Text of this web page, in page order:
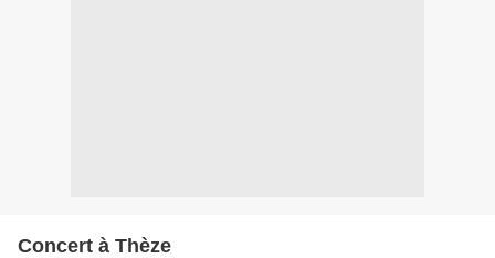
Concert à Thèze